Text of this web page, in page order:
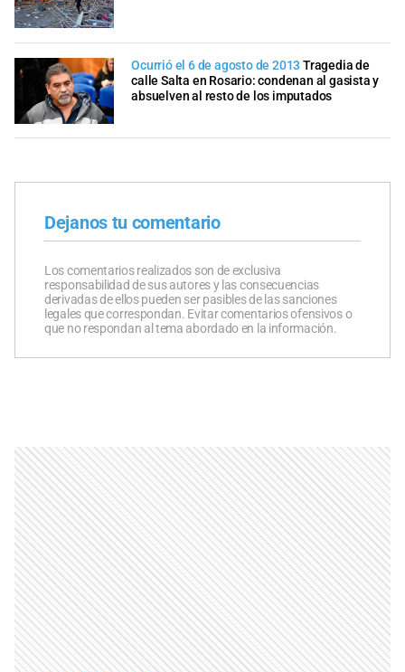
Ocurrió el 6 de agosto de 2013Tragedia de
calle Salta en Rosario: condenan al gasista y
absuelven al resto de los imputados
Dejanos tu comentario
Los comentarios realizados son de exclusiva
responsabilidad de sus autores y las consecuencias
derivadas de ellos pueden ser pasibles de las sanciones
legales que correspondan. Evitar comentarios ofensivos o
que no respondan al tema abordado en la información.